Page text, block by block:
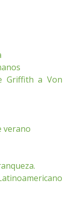
Griffith a Von
verano